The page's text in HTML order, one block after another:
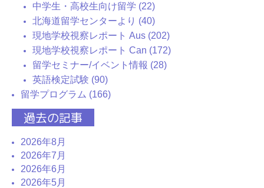
中学生・高校生向け留学 (22)
北海道留学センターより (40)
現地学校視察レポート Aus (202)
現地学校視察レポート Can (172)
留学セミナー/イベント情報 (28)
英語検定試験 (90)
留学プログラム (166)
過去の記事
2026年8月
2026年7月
2026年6月
2026年5月